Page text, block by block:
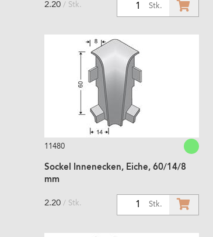
Stk.
2.20 / Stk.
11480
Sockel Innenecken, Eiche, 60/14/8
mm
Stk.
2.20 / Stk.